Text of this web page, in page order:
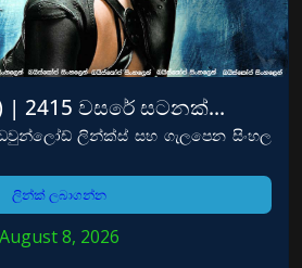
| 2415 වසරේ සටනක්…
ඩවුන්ලෝඩ් ලින්ක්ස් සහ ගැලපෙන සිංහල
ලින්ක් ලබාගන්න
August 8, 2026